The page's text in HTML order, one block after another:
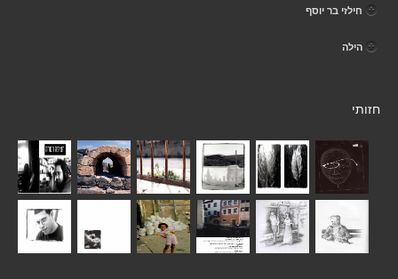
חילזי בר יוסף
הילה
חזותי